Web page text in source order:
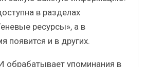
в разделах
ресурсы», а в
появится и в других.
обрабатывает упоминания в